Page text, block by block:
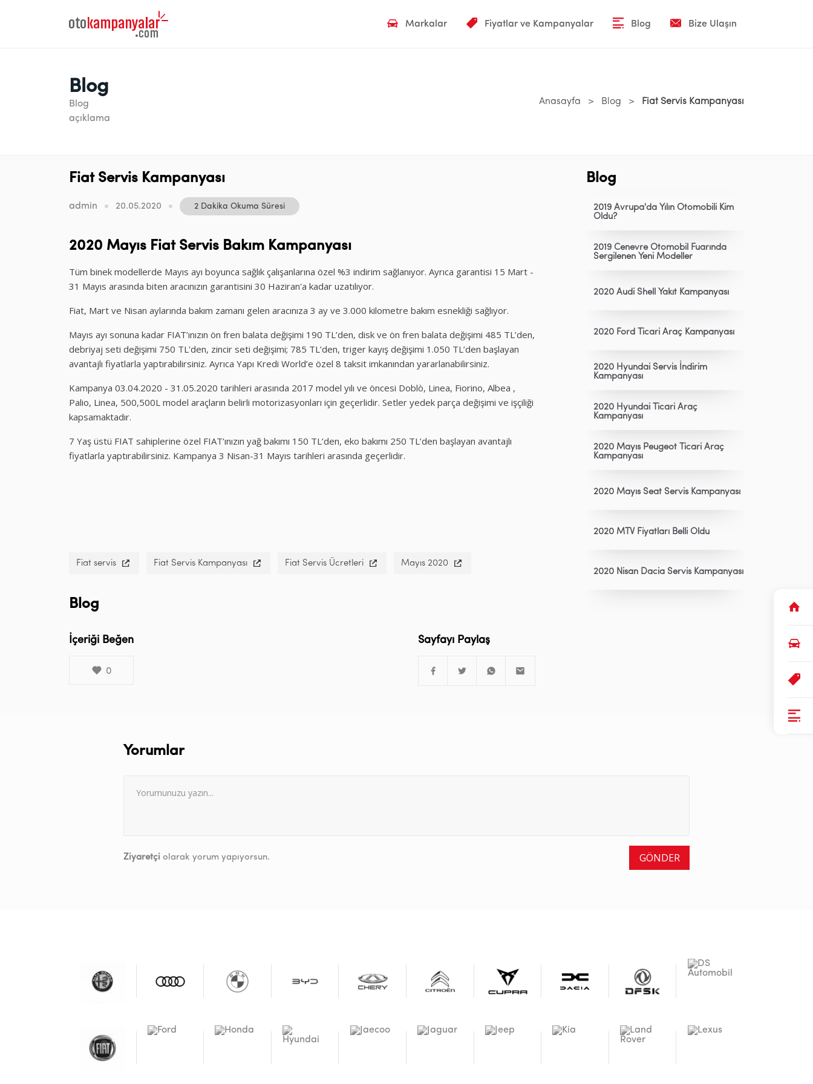
Markalar Fiyatlar ve Kampanyalar Blog Bize Ulaşın
Blog
Blog
açıklama
Anasayfa > Blog > Fiat Servis Kampanyası
Fiat Servis Kampanyası
admin 20.05.2020 2 Dakika Okuma Süresi
2020 Mayıs Fiat Servis Bakım Kampanyası
Tüm binek modellerde Mayıs ayı boyunca sağlık çalışanlarına özel %3 indirim sağlanıyor. Ayrıca garantisi 15 Mart -
31 Mayıs arasında biten aracınızın garantisini 30 Haziran'a kadar uzatılıyor.
Fiat, Mart ve Nisan aylarında bakım zamanı gelen aracınıza 3 ay ve 3.000 kilometre bakım esnekliği sağlıyor.
Mayıs ayı sonuna kadar FIAT’ınızın ön fren balata değişimi 190 TL’den, disk ve ön fren balata değişimi 485 TL’den,
debriyaj seti değişimi 750 TL'den, zincir seti değişimi; 785 TL’den, triger kayış değişimi 1.050 TL’den başlayan
avantajlı fiyatlarla yaptırabilirsiniz. Ayrıca Yapı Kredi World’e özel 8 taksit imkanından yararlanabilirsiniz.
Kampanya 03.04.2020 - 31.05.2020 tarihleri arasında 2017 model yılı ve öncesi Doblò, Linea, Fiorino, Albea ,
Palio, Linea, 500,500L model araçların belirli motorizasyonları için geçerlidir. Setler yedek parça değişimi ve işçiliği
kapsamaktadır.
7 Yaş üstü FIAT sahiplerine özel FIAT’ınızın yağ bakımı 150 TL’den, eko bakımı 250 TL’den başlayan avantajlı
fiyatlarla yaptırabilirsiniz. Kampanya 3 Nisan-31 Mayıs tarihleri arasında geçerlidir.
Fiat servis Fiat Servis Kampanyası Fiat Servis Ücretleri Mayıs 2020
Blog
İçeriği Beğen
0
Sayfayı Paylaş
Blog
2019 Avrupa'da Yılın Otomobili Kim
Oldu?
2019 Cenevre Otomobil Fuarında
Sergilenen Yeni Modeller
2020 Audi Shell Yakıt Kampanyası
2020 Ford Ticari Araç Kampanyası
2020 Hyundai Servis İndirim
Kampanyası
2020 Hyundai Ticari Araç
Kampanyası
2020 Mayıs Peugeot Ticari Araç
Kampanyası
2020 Mayıs Seat Servis Kampanyası
2020 MTV Fiyatları Belli Oldu
2020 Nisan Dacia Servis Kampanyası
Yorumlar
Ziyaretçi olarak yorum yapıyorsun. GÖNDER